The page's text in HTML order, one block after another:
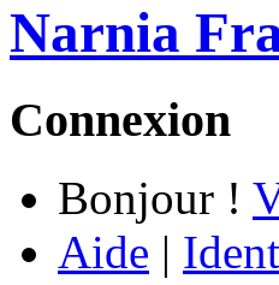
Narnia
Connexion
Bonjour !
Aide |